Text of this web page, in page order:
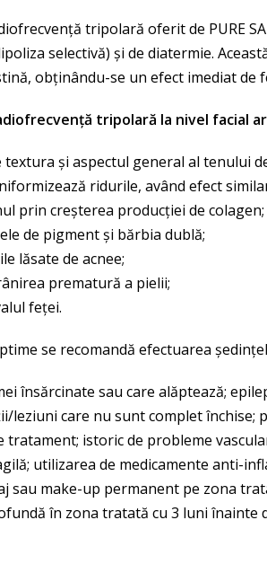
tripolară oferit de PURE
selectivă) și de diatermie.
obținându-se un efect imediat
tripolară la nivel facial
și aspectul general al tenului
ridurile, având efect
prin creșterea producției de colagen;
de pigment și bărbia dublă;
lăsate de acnee;
prematură a pielii;
feței.
se recomandă efectuarea
însărcinate sau care alăptează;
leziuni care nu sunt complet închise;
tratament; istoric de probleme
utilizarea de medicamente anti-
sau make-up permanent pe zona
în zona tratată cu 3 luni înainte